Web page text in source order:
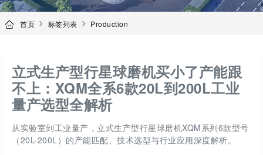
首页 标签列表 Production
立式生产型行星球磨机买小了产能跟
不上：XQM全系6款20L到200L工业
量产选型全解析
从实验室到工业量产，立式生产型行星球磨机XQM系列6款型号
（20L-200L）的产能匹配、技术选型与行业应用深度解析。